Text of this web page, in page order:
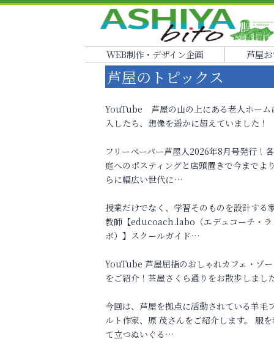
WEB制作・デザイン企画 芦屋
芦屋のトピックス
YouTube 芦屋の山の上にある老人ホーム
入したら、想像を遥かに超えていました！
フリーペーパー芦屋人2026年8月号発行！
庭へのポスティングと店頭置きで今までよ
らに幅広い世代に…
授業だけでなく、学習そのものを設計する
教師【educoach.labo（エデュコーチ・ラ
ボ）】スクールガイド…
YouTube 芦屋屈指のおしゃれカフェ・ゾ
をご紹介！茶屋さくら通りをお散歩しまし
今回は、芦屋を拠点に活動されている羊毛
ルト作家、原 茂さんをご紹介します。 服を
て立つぬいぐる…